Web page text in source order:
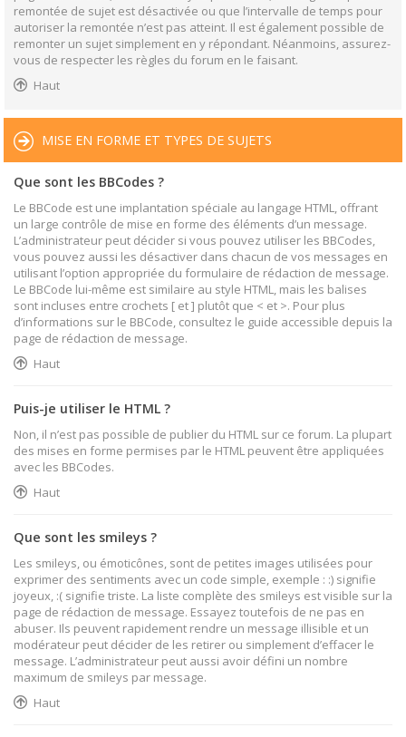
remontée de sujet est désactivée ou que l’intervalle de temps pour
autoriser la remontée n’est pas atteint. Il est également possible de
remonter un sujet simplement en y répondant. Néanmoins, assurez-
vous de respecter les règles du forum en le faisant.
Haut
MISE EN FORME ET TYPES DE SUJETS
Que sont les BBCodes ?
Le BBCode est une implantation spéciale au langage HTML, offrant
un large contrôle de mise en forme des éléments d’un message.
L’administrateur peut décider si vous pouvez utiliser les BBCodes,
vous pouvez aussi les désactiver dans chacun de vos messages en
utilisant l’option appropriée du formulaire de rédaction de message.
Le BBCode lui-même est similaire au style HTML, mais les balises
sont incluses entre crochets [ et ] plutôt que < et >. Pour plus
d’informations sur le BBCode, consultez le guide accessible depuis la
page de rédaction de message.
Haut
Puis-je utiliser le HTML ?
Non, il n’est pas possible de publier du HTML sur ce forum. La plupart
des mises en forme permises par le HTML peuvent être appliquées
avec les BBCodes.
Haut
Que sont les smileys ?
Les smileys, ou émoticônes, sont de petites images utilisées pour
exprimer des sentiments avec un code simple, exemple : :) signifie
joyeux, :( signifie triste. La liste complète des smileys est visible sur la
page de rédaction de message. Essayez toutefois de ne pas en
abuser. Ils peuvent rapidement rendre un message illisible et un
modérateur peut décider de les retirer ou simplement d’effacer le
message. L’administrateur peut aussi avoir défini un nombre
maximum de smileys par message.
Haut